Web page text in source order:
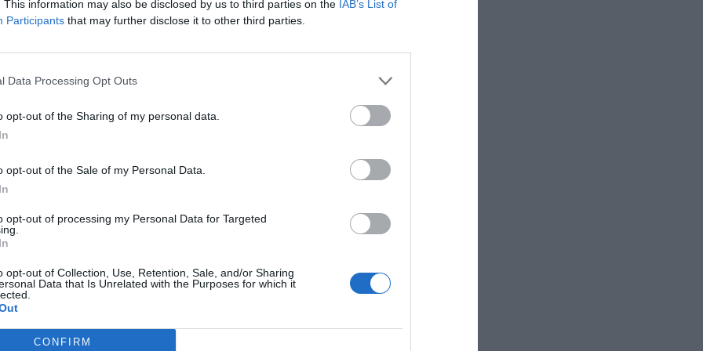
This information may also be disclosed by us to third parties on the IAB’s List of
Participants that may further disclose it to other third parties.
Data Processing Opt Outs
opt-out of the Sharing of my personal data.
opt-out of the Sale of my Personal Data.
opt-out of processing my Personal Data for Targeted
opt-out of Collection, Use, Retention, Sale, and/or Sharing
Data that Is Unrelated with the Purposes for which it
CONFIRM
experiencia como socio en el mundo del fútbol. Colabora
y el AFC Bournemouth de la Premier League. También
del Atlético de Madrid la encabezan
Riyadh Air,
patrocinadores principales.
Movistar, Vito, Rowe, Damat Tween, Tanqueray 0,0, Iryo y
Intelligence
es la unidad de datos e inteligencia de mercado de
plataforma de datos monitoriza en tiempo real el negocio de
de fútbol y baloncesto de toda Europa, la asistencia a
deportivos y de entretenimiento en España, así como más
de patrocinio en el mercado español, segmentados por